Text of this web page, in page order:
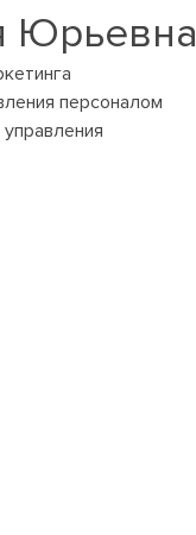
Юрьевна
персоналом